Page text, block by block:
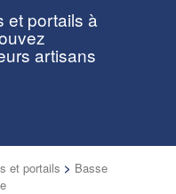
et portails à
artisans
et portails > Basse